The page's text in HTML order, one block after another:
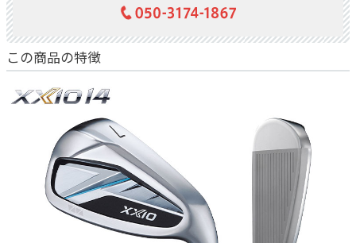
なく、驚異の寛容性を発揮し、飛距離のバラつきを抑えます。
ドの構造を最適化。ロングアイアンは高弾道でやさしく、ショート
アイアンはピンを狙える操作性を追求しています。
●スチールシャフトの利点：「強弾道と安定性」
このモデルの最大の特徴は、ゼクシオ専用にチューニングされた
N.S.PRO 850GH neo DST スチールシャフトです。
1.DST（Dual Speed Technology）対応:シャフトの手元側を軽量化
することで、スチールでありながらスムーズな振り抜きを実現。ヘ
ッドスピードを落とすことなく、スチールの安定性を享受できま
2.優れた方向安定性:850GH neoの持つしなりと強度が、インパクト
時のブレを抑制。カーボンシャフトよりも風に負けない、低いスピ
ンの強い弾道を生み出し、狙い通りの方向へ正確に運びます。
このゼクシオ 14 アイアンは、やさしさという土台の上に、スチール
ならではの強さと精度を求めるゴルファーに最適です。
この商品の特徴